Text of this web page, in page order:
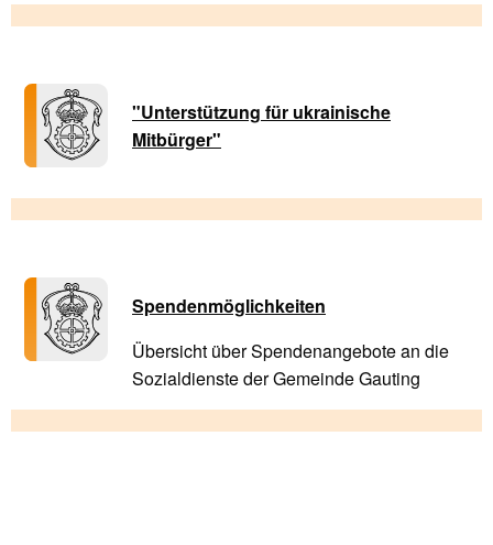
"Unterstützung für ukrainische
Mitbürger"
Spendenmöglichkeiten
Übersicht über Spendenangebote an die
Sozialdienste der Gemeinde Gauting